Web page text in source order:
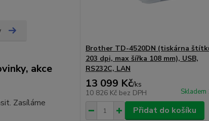
akce
Zasíláme
Brother TD-4520DN (tiskárna
203 dpi, max šířka 108 mm), USB,
RS232C, LAN
13 099 Kč/ks
10 826 Kč bez DPH Skladem
Přidat do košíku